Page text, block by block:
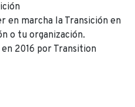
en marcha la Transición en
o tu organización.
2016 por Transition